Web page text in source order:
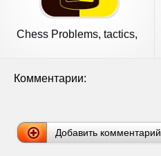
Chess Problems, tactics,
Комментарии:
Добавить комментарий